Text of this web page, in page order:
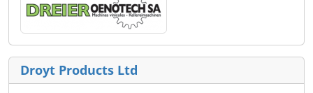
Droyt Products Ltd